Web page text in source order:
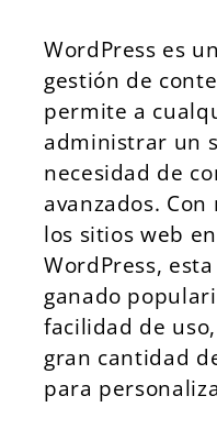
WordPress es
gestión de
permite a
administrar un
necesidad de
avanzados.
los sitios web
WordPress,
ganado
facilidad de
gran cantidad
para